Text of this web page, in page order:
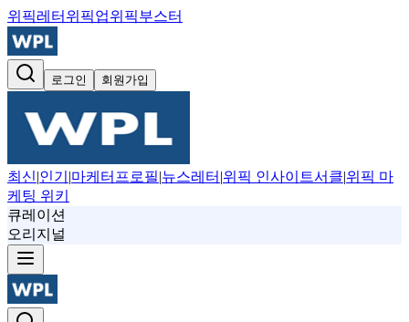
위픽레터 위픽업위픽부스터
로그인 회원가입
최신|인기 |마케터프로필|뉴스레터 |위픽 인사이트서클|위픽 마
케팅 위키
큐레이션
오리지널